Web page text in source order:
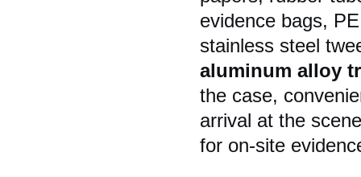
evidence bags,
stainless steel
aluminum alloy
the case,
arrival at the
for on-site